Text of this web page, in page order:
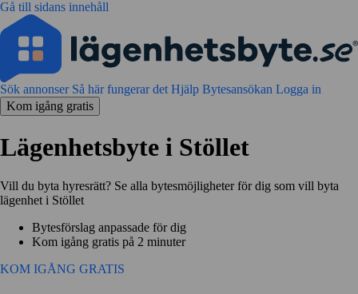
Gå till sidans innehåll
Sök annonser Så här fungerar det Hjälp Bytesansökan Logga in
Kom igång gratis
Lägenhetsbyte i Stöllet
Vill du byta hyresrätt? Se alla bytesmöjligheter för dig som vill byta
lägenhet i Stöllet
Bytesförslag anpassade för dig
Kom igång gratis på 2 minuter
KOM IGÅNG GRATIS